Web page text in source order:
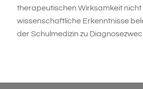
therapeutischen Wirksamkeit
wissenschaftliche Erkenntnisse
der Schulmedizin zu